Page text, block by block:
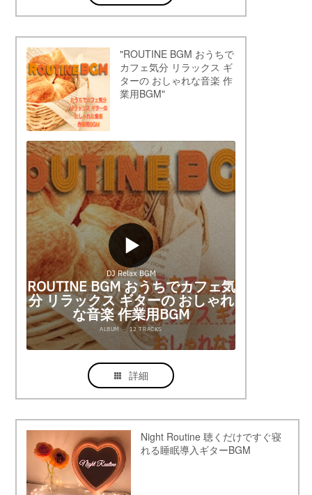
"ROUTINE BGM おうちで
カフェ気分 リラックス ギ
ターの おしゃれな音楽 作
業用BGM"
詳細
Night Routine 聴くだけですぐ寝
れる睡眠導入ギターBGM